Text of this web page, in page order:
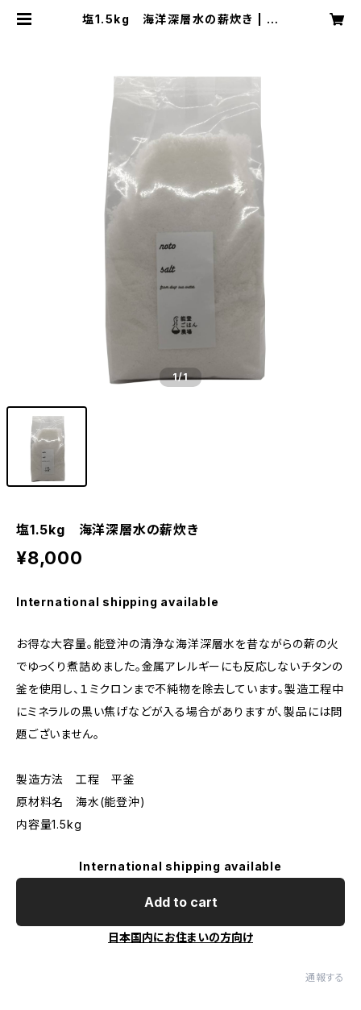
塩1.5kg 海洋深層水の薪炊き | 能
1/1
塩1.5kg 海洋深層水の薪炊き
¥8,000
International shipping available
お得な大容量。能登沖の清浄な海洋深層水を昔ながらの薪の火
でゆっくり煮詰めました。金属アレルギーにも反応しないチタンの
釜を使用し、１ミクロンまで不純物を除去しています。製造工程中
にミネラルの黒い焦げなどが入る場合がありますが、製品には問
題ございません。
製造方法 工程 平釜
原材料名 海水(能登沖)
内容量1.5kg
International shipping available
Add to cart
日本国内にお住まいの方向け
通報する